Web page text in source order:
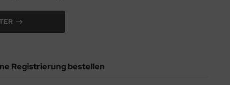
Registrierung bestellen